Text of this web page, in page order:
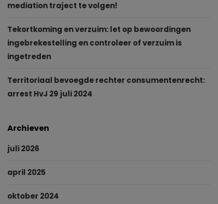
mediation traject te volgen!
Tekortkoming en verzuim: let op bewoordingen
ingebrekestelling en controleer of verzuim is
ingetreden
Territoriaal bevoegde rechter consumentenrecht:
arrest HvJ 29 juli 2024
Archieven
juli 2026
april 2025
oktober 2024